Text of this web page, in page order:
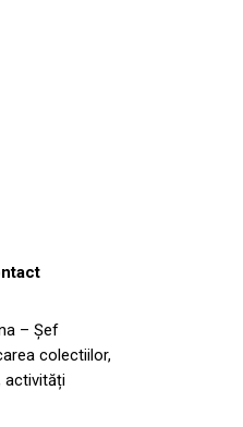
– Șef
colectiilor,
activități